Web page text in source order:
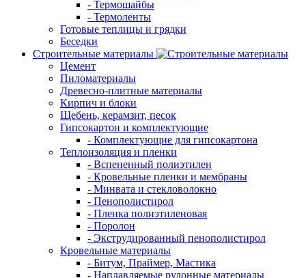
- Термошайбы
- Термоленты
Готовые теплицы и грядки
Беседки
Строительные материалы
Цемент
Пиломатериалы
Древесно-плитные материалы
Кирпич и блоки
Щебень, керамзит, песок
Гипсокартон и комплектующие
- Комплектующие для гипсокартона
Теплоизоляция и пленки
- Вспененный полиэтилен
- Кровельные пленки и мембраны
- Минвата и стекловолокно
- Пенополистирол
- Пленка полиэтиленовая
- Поролон
- Экструдированный пенополистирол
Кровельные материалы
- Битум, Праймер, Мастика
- Наплавляемые рулонные материалы